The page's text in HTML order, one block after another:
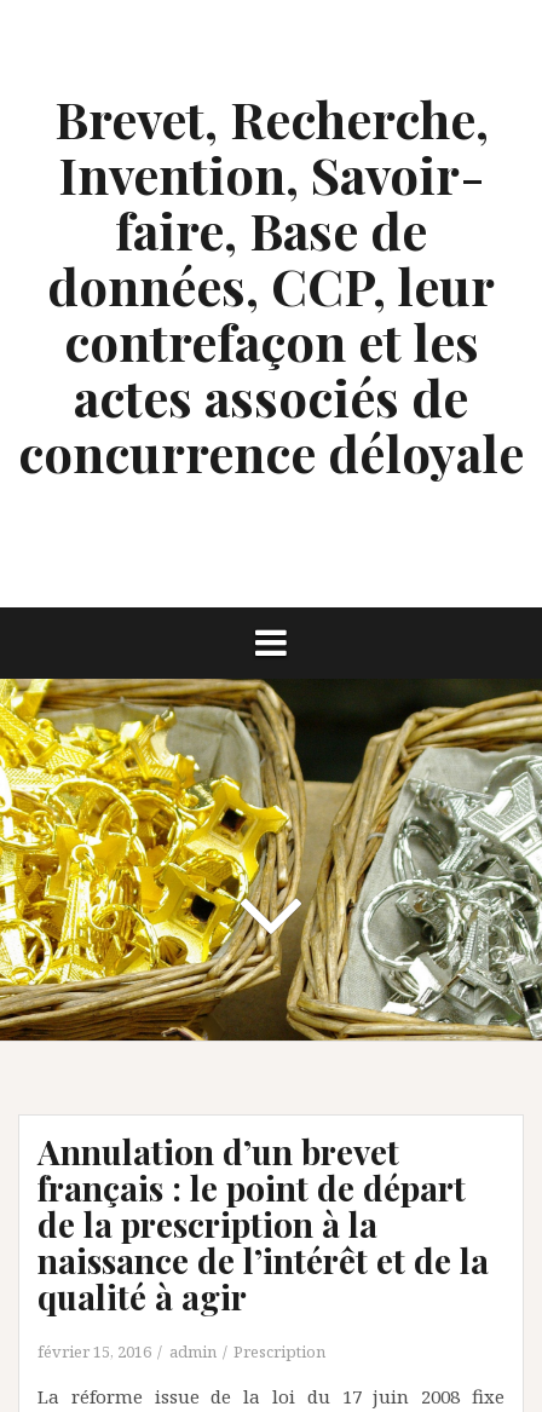
Brevet, Recherche,
Invention, Savoir-
faire, Base de
données, CCP, leur
contrefaçon et les
actes associés de
concurrence déloyale
Annulation d’un brevet
français : le point de départ
de la prescription à la
naissance de l’intérêt et de la
qualité à agir
février 15, 2016 admin Prescription
La réforme issue de la loi du 17 juin 2008 fixe